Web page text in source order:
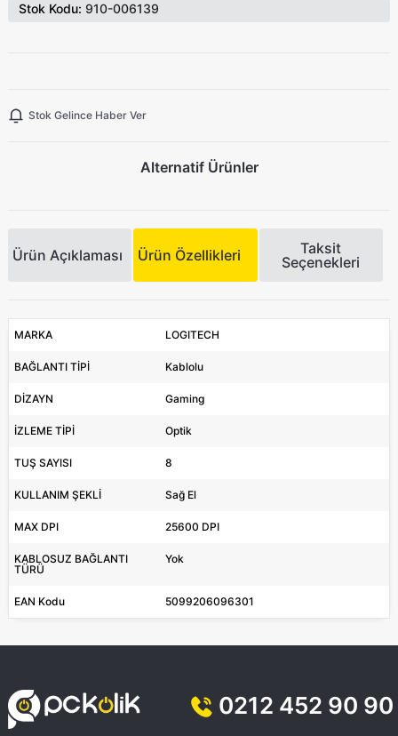
Stok Kodu: 910-006139
Stok Gelince Haber Ver
Alternatif Ürünler
Ürün Açıklaması Ürün Özellikleri
Taksit
Seçenekleri
MARKA LOGITECH
BAĞLANTI TİPİ Kablolu
DİZAYN Gaming
İZLEME TİPİ Optik
TUŞ SAYISI 8
KULLANIM ŞEKLİ Sağ El
MAX DPI 25600 DPI
KABLOSUZ BAĞLANTI
TÜRÜ
Yok
EAN Kodu 5099206096301
0212 452 90 90